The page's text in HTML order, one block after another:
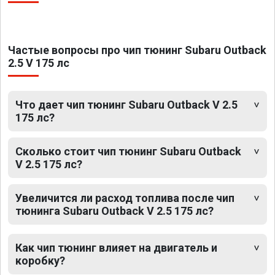
Частые вопросы про чип тюнинг Subaru Outback
2.5 V 175 лс
Что дает чип тюнинг Subaru Outback V 2.5
175 лс?
Сколько стоит чип тюнинг Subaru Outback
V 2.5 175 лс?
Увеличится ли расход топлива после чип
тюнинга Subaru Outback V 2.5 175 лс?
Как чип тюнинг влияет на двигатель и
коробку?